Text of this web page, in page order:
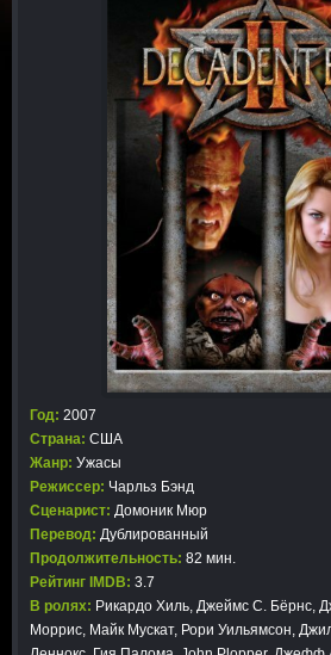
Год: 2007
Страна: США
Жанр: Ужасы
Режиссер: Чарльз Бэнд
Сценарист: Домоник Мюр
Перевод: Дублированный
Продолжительность: 82 мин.
Рейтинг IMDB: 3.7
В ролях: Рикардо Хиль, Джеймс С. Бёрнс,
Моррис, Майк Мускат, Рори Уильямсон,